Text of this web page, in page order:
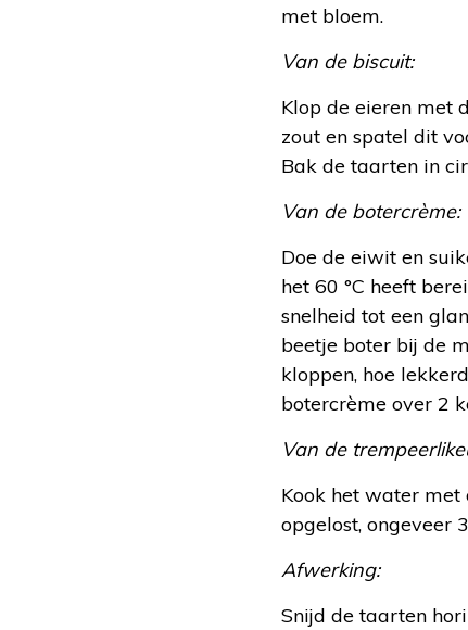
met bloem.
Van de biscuit:
Klop de eieren met
zout en spatel dit
Bak de taarten in
Van de botercrème:
Doe de eiwit en
het 60 °C heeft
snelheid tot een
beetje boter bij de
kloppen, hoe
botercrème over 2
Van de
Kook het water met
opgelost, ongeveer
Afwerking:
Snijd de taarten